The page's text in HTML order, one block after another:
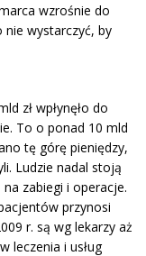
wzrośnie do
wystarczyć, by
zł wpłynęło do
To o ponad 10 mld
tę górę pieniędzy,
Ludzie nadal stoją
zabiegi i operacje.
przynosi
r. są wg lekarzy aż
leczenia i usług